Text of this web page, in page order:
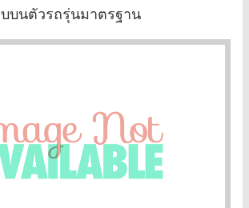
บนตัวรถรุ่นมาตรฐาน